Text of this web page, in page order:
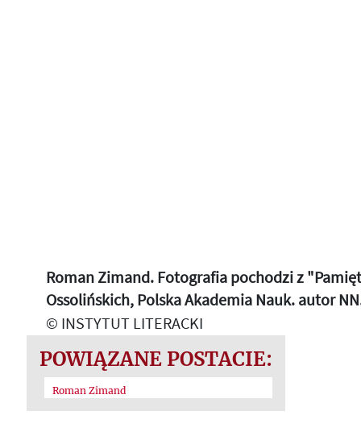
Roman Zimand. Fotografia pochodzi z
Ossolińskich, Polska Akademia Nauk. autor
© INSTYTUT LITERACKI
POWIĄZANE POSTACIE:
Roman Zimand